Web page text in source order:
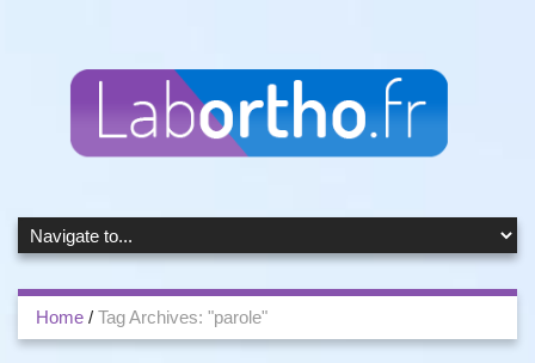
Home / Tag Archives: "parole"